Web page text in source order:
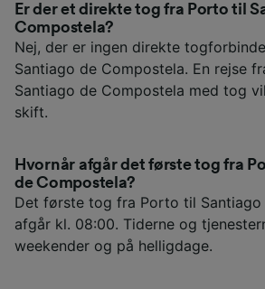
Er der et direkte tog fra Porto til
Compostela?
Nej, der er ingen direkte
Santiago de Compostela. En rejse
Santiago de Compostela med tog
skift.
Hvornår afgår det første tog fra
de Compostela?
Det første tog fra Porto til Santiago
afgår kl. 08:00. Tiderne og
weekender og på helligdage.